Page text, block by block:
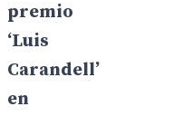
premio
‘Luis
Carandell’
en